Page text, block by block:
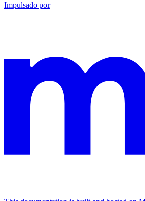
Impulsado por